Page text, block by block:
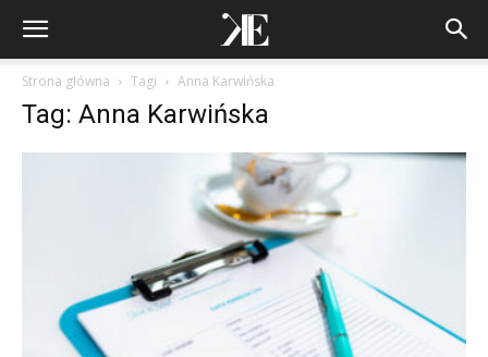
Strona główna Tagi Anna Karwińska
Tag: Anna Karwińska